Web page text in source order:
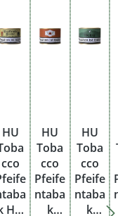
HU
cco
HU
HU
Toba
cco
Pfeife
ntaba
k
HU
Toba
cco
Pfeife
ntaba
k